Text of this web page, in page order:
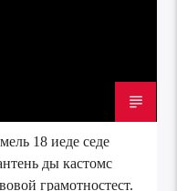
18 иеде седе
ды кастомс
грамотностест.